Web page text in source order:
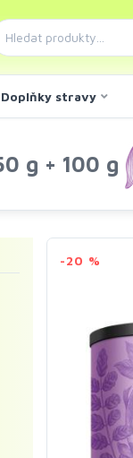
Doplňky stravy
g + 100 g
-20 %